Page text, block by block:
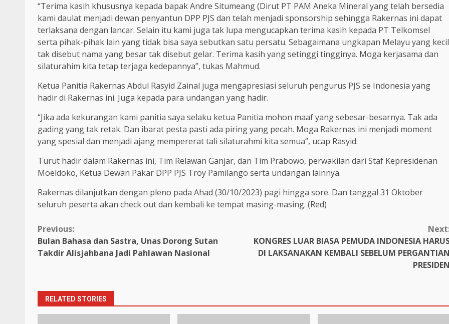
“Terima kasih khususnya kepada bapak Andre Situmeang (Dirut PT PAM Aneka Mineral yang telah bersedia
kami daulat menjadi dewan penyantun DPP PJS dan telah menjadi sponsorship sehingga Rakernas ini dapat
terlaksana dengan lancar. Selain itu kami juga tak lupa mengucapkan terima kasih kepada PT Telkomsel
serta pihak-pihak lain yang tidak bisa saya sebutkan satu persatu. Sebagaimana ungkapan Melayu yang kecil
tak disebut nama yang besar tak disebut gelar. Terima kasih yang setinggi tingginya. Moga kerjasama dan
silaturahim kita tetap terjaga kedepannya”, tukas Mahmud.
Ketua Panitia Rakernas Abdul Rasyid Zainal juga mengapresiasi seluruh pengurus PJS se Indonesia yang
hadir di Rakernas ini. Juga kepada para undangan yang hadir.
“Jika ada kekurangan kami panitia saya selaku ketua Panitia mohon maaf yang sebesar-besarnya. Tak ada
gading yang tak retak. Dan ibarat pesta pasti ada piring yang pecah. Moga Rakernas ini menjadi moment
yang spesial dan menjadi ajang mempererat tali silaturahmi kita semua”, ucap Rasyid.
Turut hadir dalam Rakernas ini, Tim Relawan Ganjar, dan Tim Prabowo, perwakilan dari Staf Kepresidenan
Moeldoko, Ketua Dewan Pakar DPP PJS Troy Pamilango serta undangan lainnya.
Rakernas dilanjutkan dengan pleno pada Ahad (30/10/2023) pagi hingga sore. Dan tanggal 31 Oktober
seluruh peserta akan check out dan kembali ke tempat masing-masing. (Red)
Continue
Reading
Previous:
Bulan Bahasa dan Sastra, Unas Dorong Sutan
Takdir Alisjahbana Jadi Pahlawan Nasional
KONGRES LUAR BIASA PEMUDA INDONESIA
DI LAKSANAKAN KEMBALI SEBELUM
RELATED STORIES